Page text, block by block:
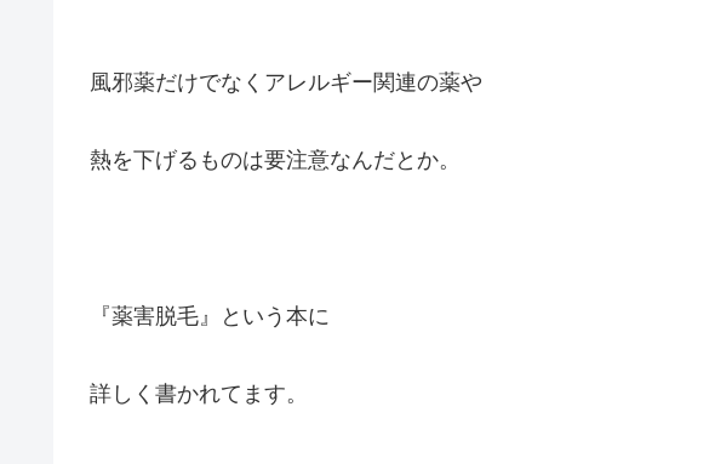
風邪薬だけでなくアレルギー関連の薬や
熱を下げるものは要注意なんだとか。
『薬害脱毛』という本に
詳しく書かれてます。